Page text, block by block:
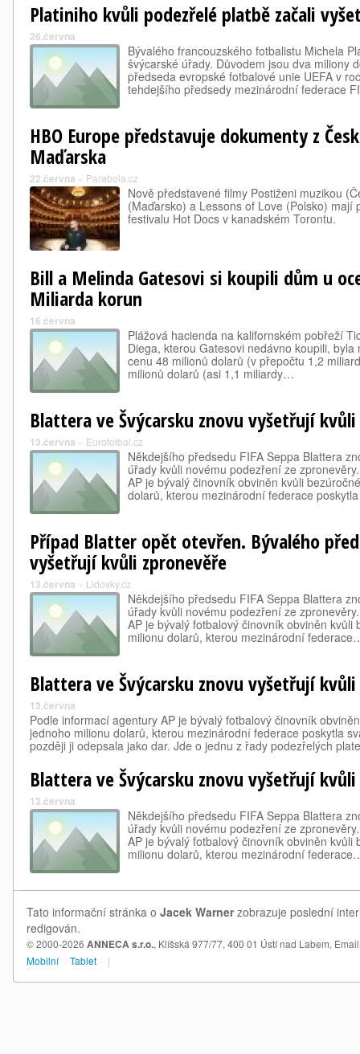
Platiniho kvůli podezřelé platbě začali
26.června
Bývalého francouzského fotbalistu Michela
švýcarské úřady. Důvodem jsou dva miliony
předseda evropské fotbalové unie UEFA v
tehdejšího předsedy mezinárodní federace
HBO Europe představuje dokumenty z
Maďarska
22.června » Parabola.cz
Nově představené filmy Postiženi muzikou
(Maďarsko) a Lessons of Love (Polsko) mají
festivalu Hot Docs v kanadském Torontu.
Bill a Melinda Gatesovi si koupili dům u
Miliarda korun
16.června
Plážová hacienda na kalifornském pobřeží
Diega, kterou Gatesovi nedávno koupili,
cenu 48 milionů dolarů (v přepočtu 1,2
milionů dolarů (asi 1,1 miliardy…
Blattera ve Švýcarsku znovu vyšetřují
13.června » Eurofotbal.cz
Někdejšího předsedu FIFA Seppa Blattera
úřady kvůli novému podezření ze
AP je bývalý činovník obviněn kvůli
dolarů, kterou mezinárodní federace
Případ Blatter opět otevřen. Bývalého
vyšetřují kvůli zpronevěře
13.června » Lidovky.cz
Někdejšího předsedu FIFA Seppa Blattera
úřady kvůli novému podezření ze
AP je bývalý fotbalový činovník obviněn kvůli
milionu dolarů, kterou mezinárodní
Blattera ve Švýcarsku znovu vyšetřují
13.června
Podle informací agentury AP je bývalý fotbalový činovník
jednoho milionu dolarů, kterou mezinárodní federace poskytla
později ji odepsala jako dar. Jde o jednu z řady podezřelých
Blattera ve Švýcarsku znovu vyšetřují
13.června
Někdejšího předsedu FIFA Seppa Blattera
úřady kvůli novému podezření ze
AP je bývalý fotbalový činovník obviněn kvůli
milionu dolarů, kterou mezinárodní
Tato informační stránka o Jacek Warnerzobrazuje poslední
redigován.
© 2000-2026 ANNECA s.r.o., Klíšská 977/77, 400 01 Ústí nad Labem,
Mobilní
Tablet |